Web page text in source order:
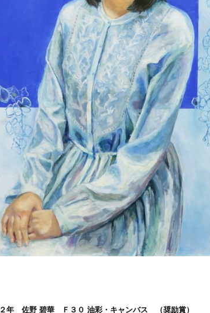
２年 佐野 碧華 Ｆ３０ 油彩・キャンバス （奨励賞）